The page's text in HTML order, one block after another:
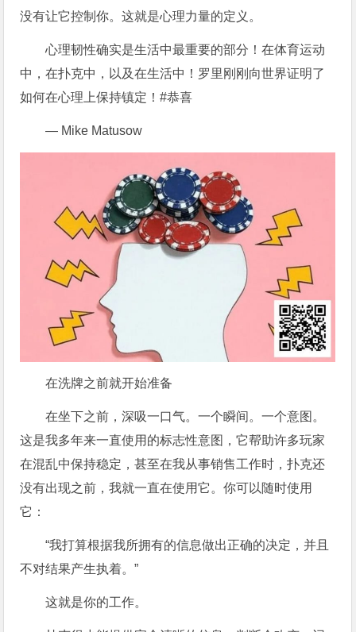
没有让它控制你。这就是心理力量的定义。
心理韧性确实是生活中最重要的部分！在体育运动
中，在扑克中，以及在生活中！罗里刚刚向世界证明了
如何在心理上保持镇定！#恭喜
— Mike Matusow
在洗牌之前就开始准备
在坐下之前，深吸一口气。一个瞬间。一个意图。
这是我多年来一直使用的标志性意图，它帮助许多玩家
在混乱中保持稳定，甚至在我从事销售工作时，扑克还
没有出现之前，我就一直在使用它。你可以随时使用
它：
“我打算根据我所拥有的信息做出正确的决定，并且
不对结果产生执着。”
这就是你的工作。